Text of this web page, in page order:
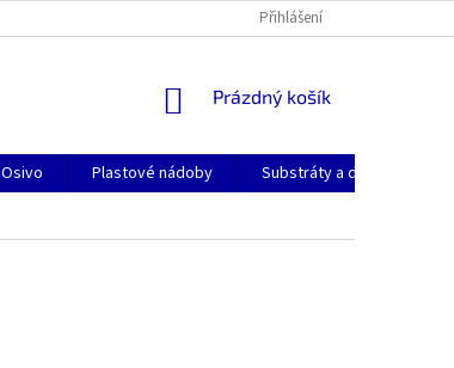
Přihlášení
NÁKUPNÍ
Prázdný košík
Osivo Plastové nádoby
Substráty a dekorační